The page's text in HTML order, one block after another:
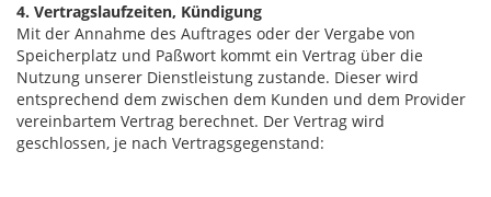
4. Vertragslaufzeiten, Kündigung
Mit der Annahme des Auftrages oder der Vergabe von
Speicherplatz und Paßwort kommt ein Vertrag über die
Nutzung unserer Dienstleistung zustande. Dieser wird
entsprechend dem zwischen dem Kunden und dem Provider
vereinbartem Vertrag berechnet. Der Vertrag wird
geschlossen, je nach Vertragsgegenstand: